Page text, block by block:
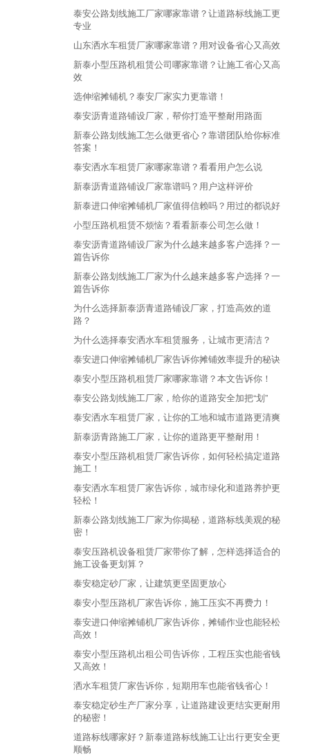
泰安公路划线施工厂家哪家靠谱？让道路标线施工更
专业
山东洒水车租赁厂家哪家靠谱？用对设备省心又高效
新泰小型压路机租赁公司哪家靠谱？让施工省心又高
效
选伸缩摊铺机？泰安厂家实力更靠谱！
泰安沥青道路铺设厂家，帮你打造平整耐用路面
新泰公路划线施工怎么做更省心？靠谱团队给你标准
答案！
泰安洒水车租赁厂家哪家靠谱？看看用户怎么说
新泰沥青道路铺设厂家靠谱吗？用户这样评价
新泰进口伸缩摊铺机厂家值得信赖吗？用过的都说好
小型压路机租赁不烦恼？看看新泰公司怎么做！
泰安沥青道路铺设厂家为什么越来越多客户选择？一
篇告诉你
新泰公路划线施工厂家为什么越来越多客户选择？一
篇告诉你
为什么选择新泰沥青道路铺设厂家，打造高效的道
路？
为什么选择泰安洒水车租赁服务，让城市更清洁？
泰安进口伸缩摊铺机厂家告诉你摊铺效率提升的秘诀
泰安小型压路机租赁厂家哪家靠谱？本文告诉你！
泰安公路划线施工厂家，给你的道路安全加把“划”
泰安洒水车租赁厂家，让你的工地和城市道路更清爽
新泰沥青路施工厂家，让你的道路更平整耐用！
泰安小型压路机租赁厂家告诉你，如何轻松搞定道路
施工！
泰安洒水车租赁厂家告诉你，城市绿化和道路养护更
轻松！
新泰公路划线施工厂家为你揭秘，道路标线美观的秘
密！
泰安压路机设备租赁厂家带你了解，怎样选择适合的
施工设备更划算？
泰安稳定砂厂家，让建筑更坚固更放心
泰安小型压路机厂家告诉你，施工压实不再费力！
泰安进口伸缩摊铺机厂家告诉你，摊铺作业也能轻松
高效！
泰安小型压路机出租公司告诉你，工程压实也能省钱
又高效！
洒水车租赁厂家告诉你，短期用车也能省钱省心！
泰安稳定砂生产厂家分享，让道路建设更结实更耐用
的秘密！
道路标线哪家好？新泰道路标线施工让出行更安全更
顺畅